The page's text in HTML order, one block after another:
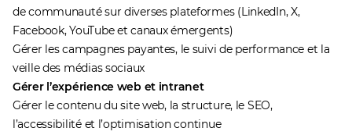
de communauté sur diverses plateformes (LinkedIn, X,
Facebook, YouTube et canaux émergents)
Gérer les campagnes payantes, le suivi de performance et la
veille des médias sociaux
Gérer l’expérience web et intranet
Gérer le contenu du site web, la structure, le SEO,
l’accessibilité et l’optimisation continue